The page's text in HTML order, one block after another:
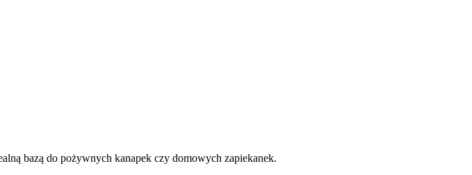
bazą do pożywnych kanapek czy domowych zapiekanek.